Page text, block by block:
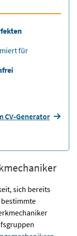
für
CV-Generator
sich bereits